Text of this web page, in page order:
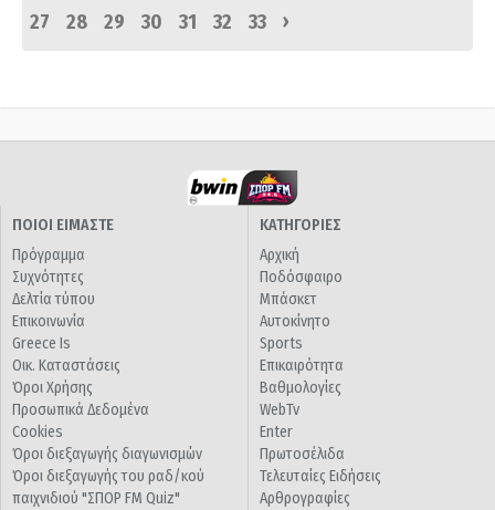
27
28 29 30 31 32 33 ›
ΠΟΙΟΙ ΕΙΜΑΣΤΕ
Πρόγραμμα
Συχνότητες
Δελτία τύπου
Επικοινωνία
Greece Is
Οικ. Καταστάσεις
Όροι Χρήσης
Προσωπικά Δεδομένα
Cookies
Όροι διεξαγωγής διαγωνισμών
Όροι διεξαγωγής του ραδ/κού
παιχνιδιού "ΣΠΟΡ FM Quiz"
ΚΑΤΗΓΟΡΙΕΣ
Αρχική
Ποδόσφαιρο
Μπάσκετ
Αυτοκίνητο
Sports
Επικαιρότητα
Βαθμολογίες
WebTv
Enter
Πρωτοσέλιδα
Τελευταίες Ειδήσεις
Αρθρογραφίες